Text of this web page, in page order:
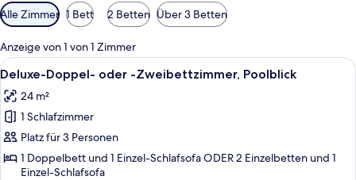
Verfügbare
Filter
für
Zimmer
Alle Zimmer 1 Bett 2 Betten Über 3 Betten
Anzeige von 1 von 1 Zimmer
Alle
Fotos
für
Deluxe-
Doppel-
oder
Deluxe-Doppel- oder -
23
Deluxe-Doppel- oder -Zweibettzimmer, Poolblick
24 m²
1 Schlafzimmer
Platz für 3 Personen
1 Doppelbett und 1 Einzel-Schlafsofa ODER 2 Einzelbetten und 1
Einzel-Schlafsofa